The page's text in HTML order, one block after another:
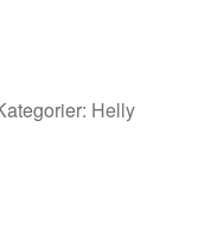
Helly